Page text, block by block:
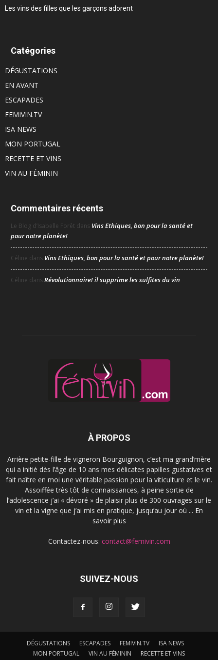
Les vins des filles que les garçons adorent
Catégories
DÉGUSTATIONS
EN AVANT
ESCAPADES
FEMIVIN.TV
ISA NEWS
MON PORTUGAL
RECETTE ET VINS
VIN AU FÉMININ
Commentaires récents
Le Blog d’Isabelle Forêt dans Vins Ethiques, bon pour la santé et
pour notre planète!
Céline dans Vins Ethiques, bon pour la santé et pour notre planète!
Céline dansRévolutionnaire! il supprime les sulfites du vin
À PROPOS
Arrière petite-fille de vigneron Bourguignon, c’est ma grand’mère
qui a initié dès l’âge de 10 ans mes délicates papilles gustatives et
fait naître en moi une véritable passion pour la viticulture et le vin.
Assoiffée très tôt de connaissances, à peine sortie de
l’adolescence j’ai « dévoré » de plaisir plus de 300 ouvrages sur le
vin et la vigne que j’ai mis en pratique, jusqu’au jour où ... En
savoir plus
Contactez-nous: contact@femivin.com
SUIVEZ-NOUS
DÉGUSTATIONS ESCAPADES FEMIVIN.TV
ISA NEWS
MON PORTUGAL
VIN AU FÉMININ RECETTE ET VINS